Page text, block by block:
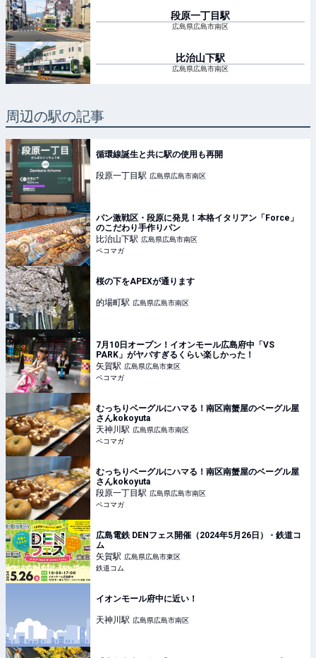
段原一丁目駅
広島県広島市南区
比治山下駅
広島県広島市南区
周辺の駅の記事
循環線誕生と共に駅の使用も再開
段原一丁目駅 広島県広島市南区
パン激戦区・段原に発見！本格イタリアン「Force」
のこだわり手作りパン
比治山下駅 広島県広島市南区
ペコマガ
桜の下をAPEXが通ります
的場町駅 広島県広島市南区
7月10日オープン！イオンモール広島府中「VS
PARK」がヤバすぎるくらい楽しかった！
矢賀駅 広島県広島市東区
ペコマガ
むっちりベーグルにハマる！南区南蟹屋のベーグル屋
さんkokoyuta
天神川駅 広島県広島市南区
ペコマガ
むっちりベーグルにハマる！南区南蟹屋のベーグル屋
さんkokoyuta
段原一丁目駅 広島県広島市南区
ペコマガ
広島電鉄 DENフェス開催（2024年5月26日） - 鉄道コ
ム
矢賀駅 広島県広島市東区
鉄道コム
イオンモール府中に近い！
天神川駅 広島県広島市南区